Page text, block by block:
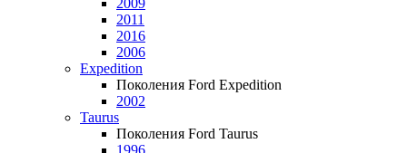
2009
2011
2016
2006
Expedition
Поколения Ford Expedition
2002
Taurus
Поколения Ford Taurus
1996